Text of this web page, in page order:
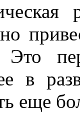
в
еще